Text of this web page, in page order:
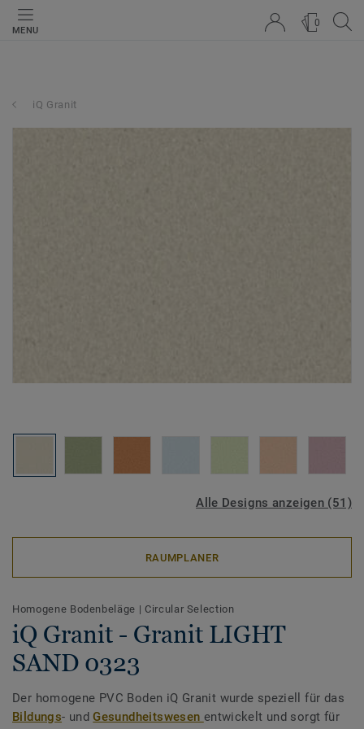
MENU
0
iQ Granit
Alle Designs anzeigen (51)
RAUMPLANER
Homogene Bodenbeläge | Circular Selection
iQ Granit - Granit LIGHT
SAND 0323
Der homogene PVC Boden iQ Granit wurde speziell für das
Bildungs- undGesundheitswesen entwickelt und sorgt für